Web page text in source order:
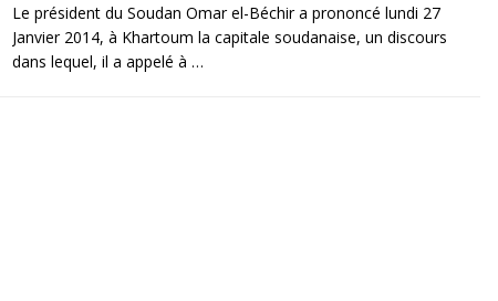
Le président du Soudan Omar el-Béchir a prononcé lundi 27
Janvier 2014, à Khartoum la capitale soudanaise, un discours
dans lequel, il a appelé à …